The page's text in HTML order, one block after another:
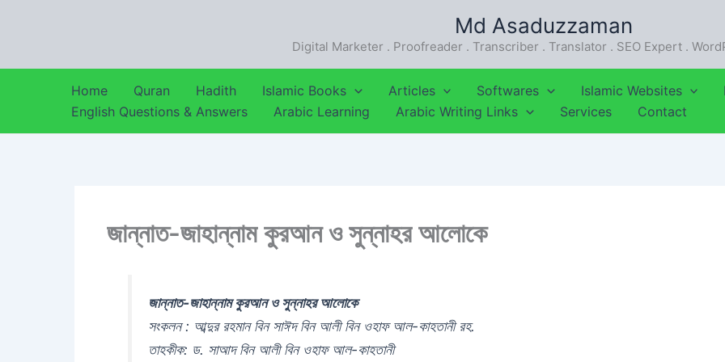
Md Asaduzzaman
Digital Marketer . Proofreader . Transcriber . Translator . SEO Expert .
Home Quran Hadith Islamic Books Articles Softwares Islamic Websites
English Questions & Answers
Arabic Learning Arabic Writing Links Services Contact
জান্নাত-জাহান্নাম কুরআন ও সুন্নাহর আলোকে
জান্নাত-জাহান্নাম কুরআন ও সুন্নাহর আলোকে
সংকলন : আব্দুর রহমান বিন সাঈদ বিন আলী বিন ওহাফ আল-কাহতানী রহ.
তাহকীক: ড. সাআদ বিন আলী বিন ওহাফ আল-কাহতানী